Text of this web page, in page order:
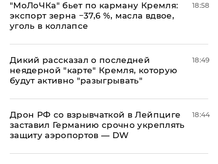
​"МоЛоЧКа" бьет по карману Кремля:
экспорт зерна −37,6 %, масла вдвое,
уголь в коллапсе
18:58
Дикий рассказал о последней
неядерной "карте" Кремля, которую
будут активно "разыгрывать"
18:49
​Дрон РФ со взрывчаткой в Лейпциге
заставил Германию срочно укреплять
защиту аэропортов — DW
18:44